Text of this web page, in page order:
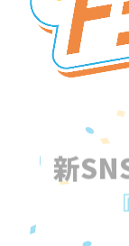
新